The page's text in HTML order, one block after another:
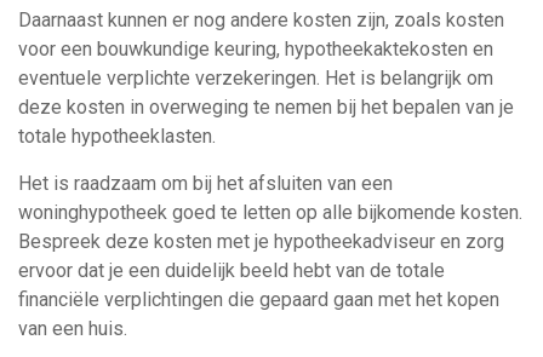
Daarnaast kunnen er nog andere kosten zijn, zoals kosten
voor een bouwkundige keuring, hypotheekaktekosten en
eventuele verplichte verzekeringen. Het is belangrijk om
deze kosten in overweging te nemen bij het bepalen van je
totale hypotheeklasten.
Het is raadzaam om bij het afsluiten van een
woninghypotheek goed te letten op alle bijkomende kosten.
Bespreek deze kosten met je hypotheekadviseur en zorg
ervoor dat je een duidelijk beeld hebt van de totale
financiële verplichtingen die gepaard gaan met het kopen
van een huis.